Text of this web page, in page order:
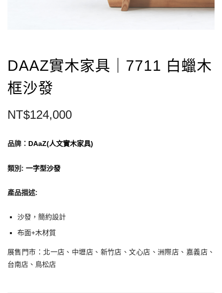
DAAZ實木家具｜7711 白蠟木
框沙發
NT$124,000
品牌： DAaZ(人文實木家具)
類別 : 一字型沙發
產品描述:
沙發，簡約設計
布面+木材質
展售門市：北一店、中壢店、新竹店、文心店、洲際店、嘉義店、
台南店、鳥松店